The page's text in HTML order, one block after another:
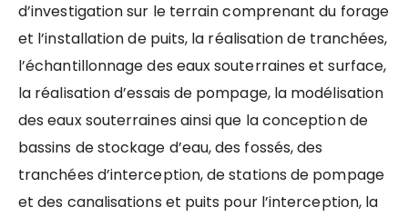
d’investigation sur le terrain comprenant du forage
et l’installation de puits, la réalisation de tranchées,
l’échantillonnage des eaux souterraines et surface,
la réalisation d’essais de pompage, la modélisation
des eaux souterraines ainsi que la conception de
bassins de stockage d’eau, des fossés, des
tranchées d’interception, de stations de pompage
et des canalisations et puits pour l’interception, la